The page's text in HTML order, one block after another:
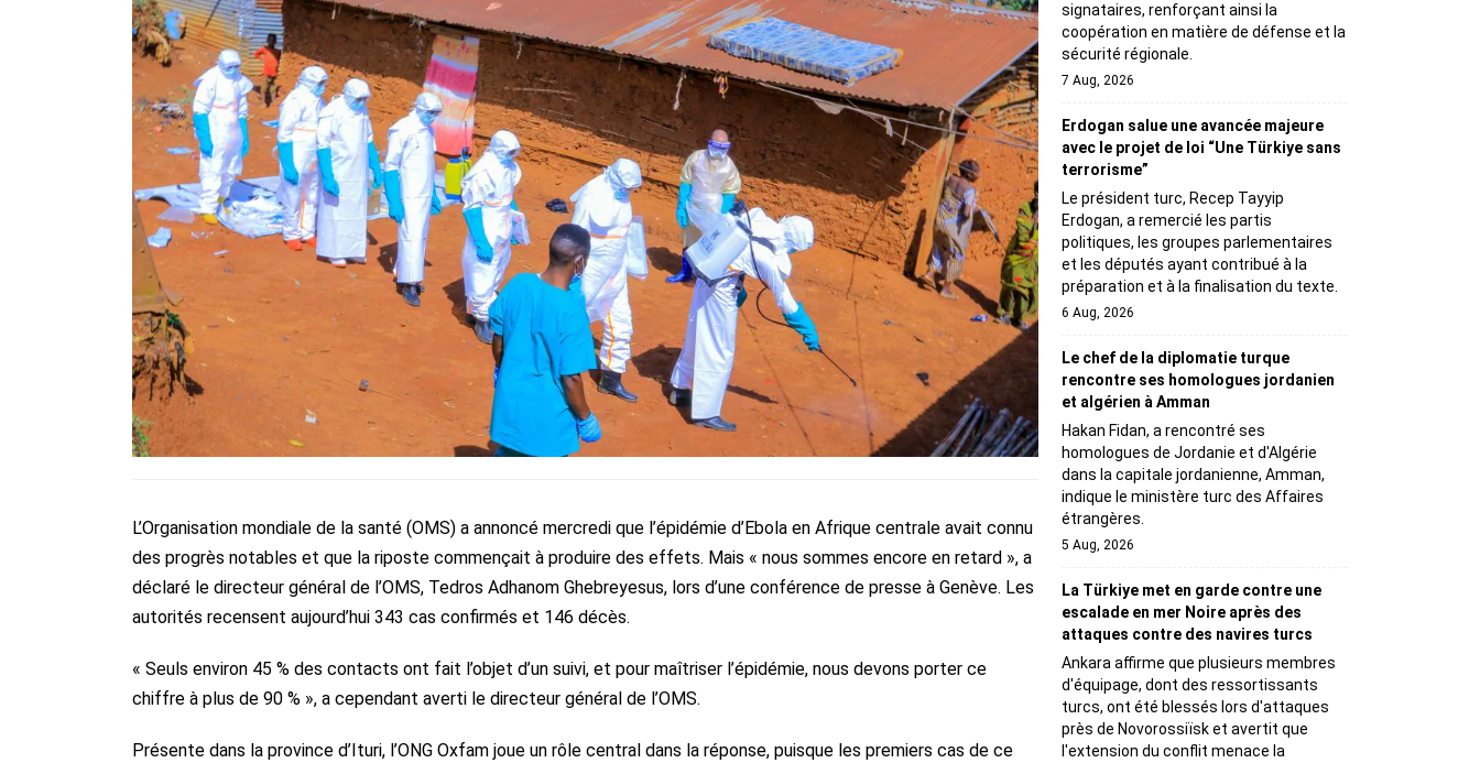
L’Organisation mondiale de la santé (OMS) a annoncé mercredi que l’épidémie d’Ebola en Afrique centrale avait connu
des progrès notables et que la riposte commençait à produire des effets. Mais « nous sommes encore en retard », a
déclaré le directeur général de l’OMS, Tedros Adhanom Ghebreyesus, lors d’une conférence de presse à Genève. Les
autorités recensent aujourd’hui 343 cas confirmés et 146 décès.
« Seuls environ 45 % des contacts ont fait l’objet d’un suivi, et pour maîtriser l’épidémie, nous devons porter ce
chiffre à plus de 90 % », a cependant averti le directeur général de l’OMS.
Présente dans la province d’Ituri, l’ONG Oxfam joue un rôle central dans la réponse, puisque les premiers cas de ce
signataires, renforçant ainsi la
coopération en matière de défense et la
sécurité régionale.
7 Aug, 2026
Erdogan salue une avancée majeure
avec le projet de loi “Une Türkiye sans
terrorisme”
Le président turc, Recep Tayyip
Erdogan, a remercié les partis
politiques, les groupes parlementaires
et les députés ayant contribué à la
préparation et à la finalisation du texte.
6 Aug, 2026
Le chef de la diplomatie turque
rencontre ses homologues jordanien
et algérien à Amman
Hakan Fidan, a rencontré ses
homologues de Jordanie et d'Algérie
dans la capitale jordanienne, Amman,
indique le ministère turc des Affaires
étrangères.
5 Aug, 2026
La Türkiye met en garde contre une
escalade en mer Noire après des
attaques contre des navires turcs
Ankara affirme que plusieurs membres
d'équipage, dont des ressortissants
turcs, ont été blessés lors d'attaques
près de Novorossiïsk et avertit que
l'extension du conflit menace la